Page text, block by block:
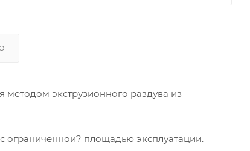
экструзионного раздува из
ограниченнои? площадью эксплуатации.